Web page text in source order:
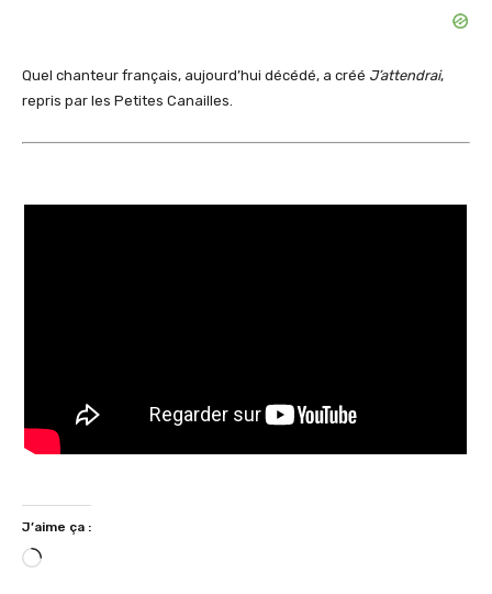
Quel chanteur français, aujourd’hui décédé, a créé J’attendrai,
repris par les Petites Canailles.
J’aime ça :
C